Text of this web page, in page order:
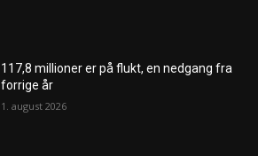
117,8 millioner er på flukt, en nedgang fra
forrige år
1. august 2026